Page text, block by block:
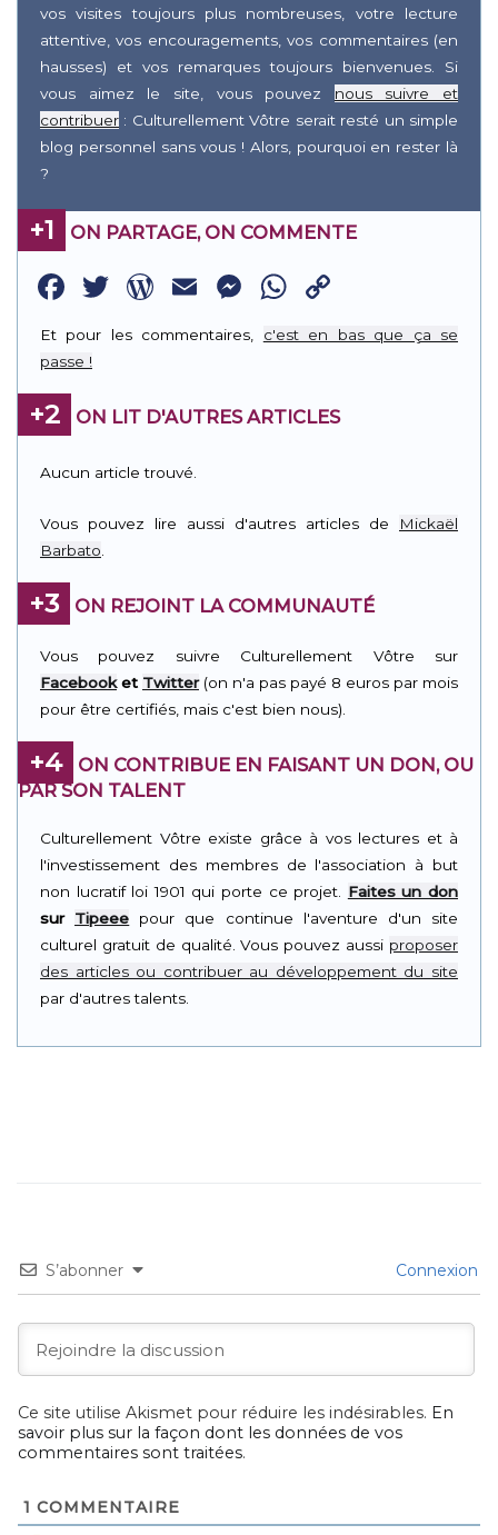
vos visites toujours plus nombreuses, votre lecture
attentive, vos encouragements, vos commentaires (en
hausses) et vos remarques toujours bienvenues. Si
vous aimez le site, vous pouvez nous suivre et
contribuer : Culturellement Vôtre serait resté un simple
blog personnel sans vous ! Alors, pourquoi en rester là
?
+1 ON PARTAGE, ON COMMENTE
Facebook
Twitter
WordPress
EmailMessenger
WhatsApp
Link
Et pour les commentaires, c'est en bas que ça se
passe !
+2 ON LIT D'AUTRES ARTICLES
Aucun article trouvé.
Vous pouvez lire aussi d'autres articles de
Mickaël
Barbato
+3 ON REJOINT LA COMMUNAUTÉ
Vous pouvez suivre Culturellement Vôtre sur
Facebooket Twitter(on n'a pas payé 8 euros par mois
pour être certifiés, mais c'est bien nous).
+4
ON CONTRIBUE EN FAISANT UN DON, OU
PAR SON TALENT
Culturellement Vôtre existe grâce à vos lectures et à
l'investissement des membres de l'association à but
non lucratif loi 1901 qui porte ce projet. Faites un don
sur Tipeee pour que continue l'aventure d'un site
culturel gratuit de qualité. Vous pouvez aussi proposer
des articles ou contribuer au développement du site
par d'autres talents.
S’abonner Connexion
Ce site utilise Akismet pour réduire les indésirables. En
savoir plus sur la façon dont les données de vos
commentaires sont traitées.
1 COMMENTAIRE